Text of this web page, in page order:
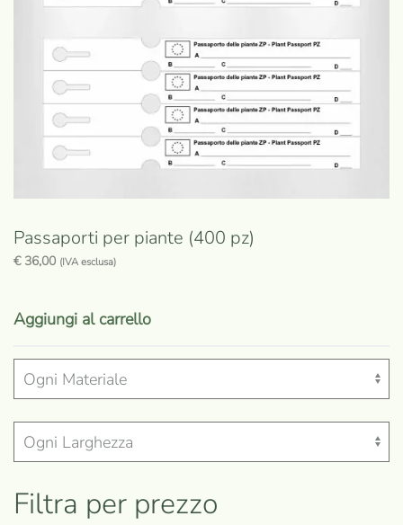
Passaporti per piante (400 pz)
€36,00 (IVA esclusa)
Aggiungi al carrello
Filtra per prezzo